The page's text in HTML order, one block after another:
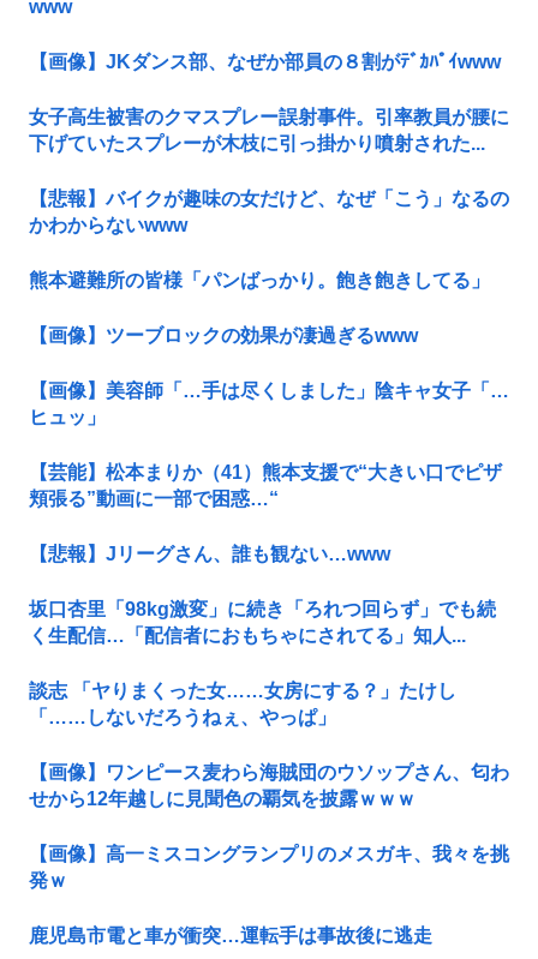
www
【画像】JKダンス部、なぜか部員の８割がﾃﾞｶﾊﾟｲwww
女子高生被害のクマスプレー誤射事件。引率教員が腰に
下げていたスプレーが木枝に引っ掛かり噴射された...
【悲報】バイクが趣味の女だけど、なぜ「こう」なるの
かわからないwww
熊本避難所の皆様「パンばっかり。飽き飽きしてる」
【画像】ツーブロックの効果が凄過ぎるwww
【画像】美容師「…手は尽くしました」陰キャ女子「…
ヒュッ」
【芸能】松本まりか（41）熊本支援で“大きい口でピザ
頬張る”動画に一部で困惑…“
【悲報】Jリーグさん、誰も観ない…www
坂口杏里「98kg激変」に続き「ろれつ回らず」でも続
く生配信…「配信者におもちゃにされてる」知人...
談志 「ヤりまくった女……女房にする？」たけし
「……しないだろうねぇ、やっぱ」
【画像】ワンピース麦わら海賊団のウソップさん、匂わ
せから12年越しに見聞色の覇気を披露ｗｗｗ
【画像】高一ミスコングランプリのメスガキ、我々を挑
発ｗ
鹿児島市電と車が衝突…運転手は事故後に逃走